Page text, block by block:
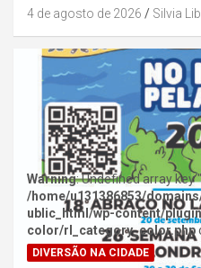
4 de agosto de 2026 Silvia
Warning: Undefined array key
/home/u131386853/
ublic_html/wp-content/
color/rl_category_color.php
DIVERSÃO NA CIDADE